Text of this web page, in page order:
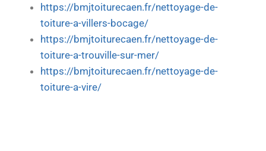
https://bmjtoiturecaen.fr/nettoyage-de-
toiture-a-villers-bocage/
https://bmjtoiturecaen.fr/nettoyage-de-
toiture-a-trouville-sur-mer/
https://bmjtoiturecaen.fr/nettoyage-de-
toiture-a-vire/